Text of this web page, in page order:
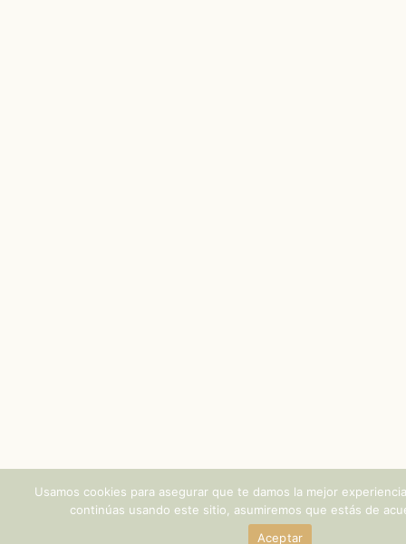
Usamos cookies para asegurar que te damos la mejor
continúas usando este sitio, asumiremos que estás de
Aceptar